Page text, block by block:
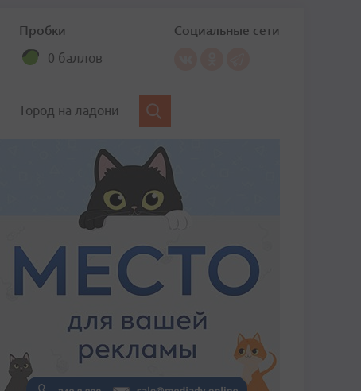
Пробки
0 баллов
Социальные сети
Город на ладони